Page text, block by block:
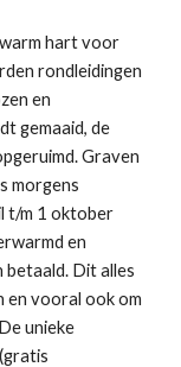
hart voor
rondleidingen
en
gemaaid, de
Graven
morgens
t/m 1 oktober
en
betaald. Dit alles
en vooral ook om
unieke